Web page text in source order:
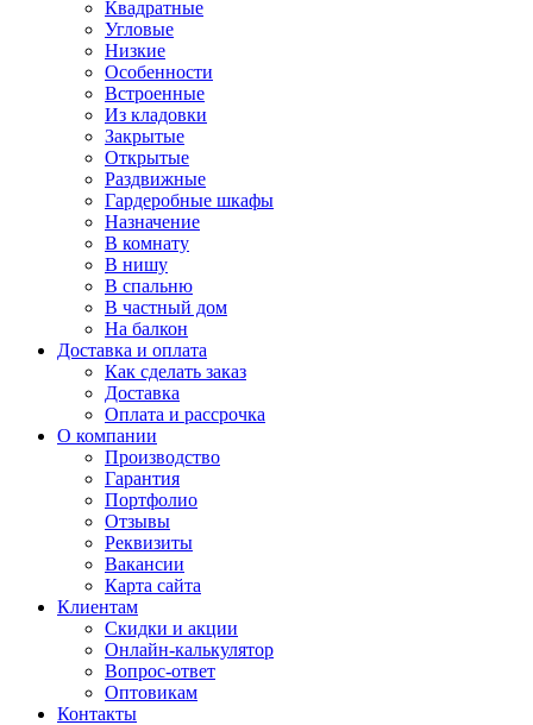
Квадратные
Угловые
Низкие
Особенности
Встроенные
Из кладовки
Закрытые
Открытые
Раздвижные
Гардеробные шкафы
Назначение
В комнату
В нишу
В спальню
В частный дом
На балкон
Доставка и оплата
Как сделать заказ
Доставка
Оплата и рассрочка
О компании
Производство
Гарантия
Портфолио
Отзывы
Реквизиты
Вакансии
Карта сайта
Клиентам
Скидки и акции
Онлайн-калькулятор
Вопрос-ответ
Оптовикам
Контакты